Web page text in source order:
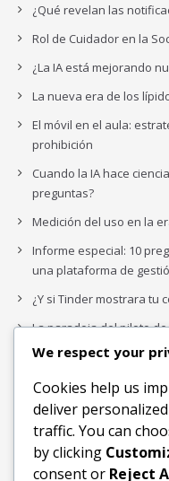
¿Qué revelan las
Rol de Cuidador en la
¿La IA está mejorando
La nueva era de los
El móvil en el aula:
prohibición
Cuando la IA hace
preguntas?
Medición del uso en la
Informe especial: 10
una plataforma de
¿Y si Tinder mostrara tu
La paradoja del piloto
complejidad de la IA
Los organigramas de
IA acaba de dejarlos
Buscar
We respect your
Cookies help us
deliver
traffic. You can
by clicking
consent or Reject